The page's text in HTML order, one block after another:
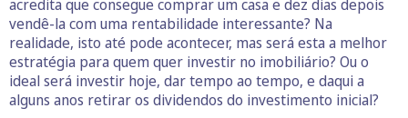
acredita que consegue comprar um casa e dez dias depois
vendê-la com uma rentabilidade interessante? Na
realidade, isto até pode acontecer, mas será esta a melhor
estratégia para quem quer investir no imobiliário? Ou o
ideal será investir hoje, dar tempo ao tempo, e daqui a
alguns anos retirar os dividendos do investimento inicial?